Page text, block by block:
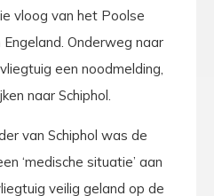
vloog van het Poolse
Onderweg naar
een noodmelding,
naar Schiphol.
van Schiphol was de
‘medische situatie’ aan
veilig geland op de